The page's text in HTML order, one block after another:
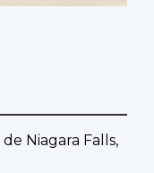
Niagara Falls,